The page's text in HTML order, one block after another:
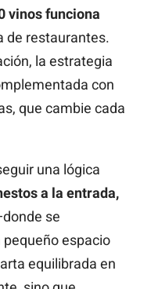
vinos funciona
de restaurantes.
la estrategia
con
que cambie cada
una lógica
a la entrada,
se
espacio
equilibrada en